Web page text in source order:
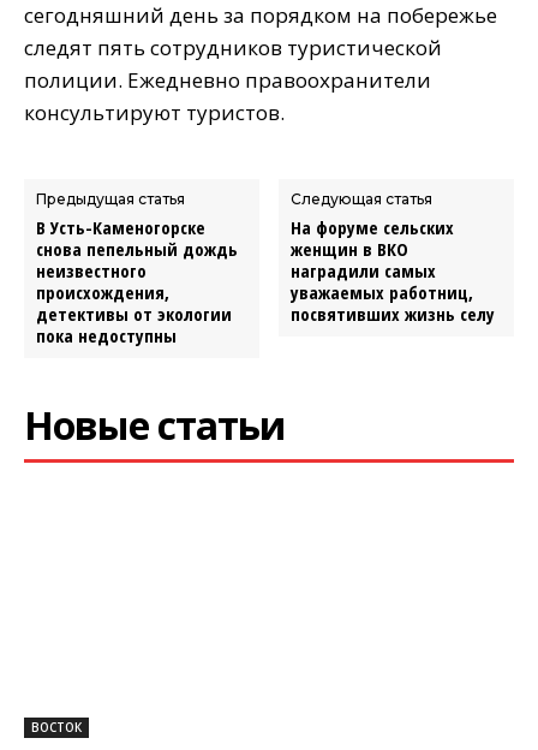
сегодняшний день за порядком на побережье
следят пять сотрудников туристической
полиции. Ежедневно правоохранители
консультируют туристов.
Предыдущая статья
В Усть-Каменогорске
снова пепельный дождь
неизвестного
происхождения,
детективы от экологии
пока недоступны
Следующая статья
На форуме сельских
женщин в ВКО
наградили самых
уважаемых работниц,
посвятивших жизнь селу
Новые статьи
ВОСТОК